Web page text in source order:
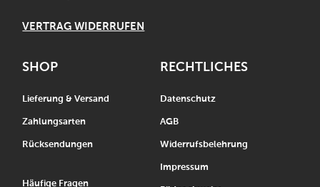
VERTRAG WIDERRUFEN
SHOP
Lieferung & Versand
Zahlungsarten
Rücksendungen
Häufige Fragen
RECHTLICHES
Datenschutz
AGB
Widerrufsbelehrung
Impressum